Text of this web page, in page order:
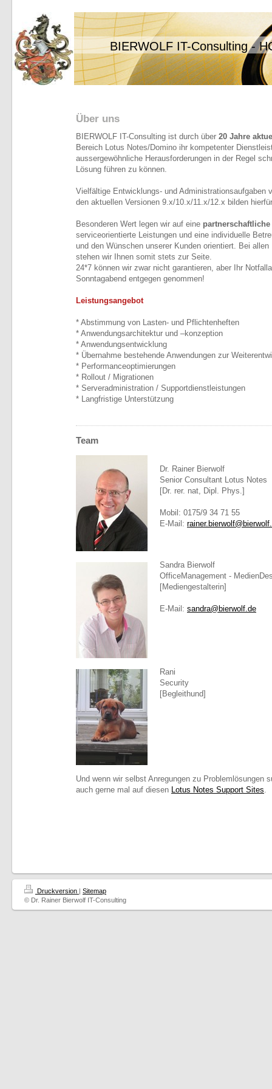
BIERWOLF IT-Consulting -
Über uns
BIERWOLF IT-Consulting ist durch über 20 Jahre
Bereich Lotus Notes/Domino ihr kompetenter
aussergewöhnliche Herausforderungen in der Regel
Lösung führen zu können.
Vielfältige Entwicklungs- und Administrationsaufgaben
den aktuellen Versionen 9.x/10.x/11.x/12.x bilden
Besonderen Wert legen wir auf eine
serviceorientierte Leistungen und eine individuelle
und den Wünschen unserer Kunden orientiert. Bei allen
stehen wir Ihnen somit stets zur Seite.
24*7 können wir zwar nicht garantieren, aber Ihr
Sonntagabend entgegen genommen!
Leistungsangebot
* Abstimmung von Lasten- und Pflichtenheften
* Anwendungsarchitektur und –konzeption
* Anwendungsentwicklung
* Übernahme bestehende Anwendungen zur
* Performanceoptimierungen
* Rollout / Migrationen
* Serveradministration / Supportdienstleistungen
* Langfristige Unterstützung
Team
Dr. Rainer Bierwolf
Senior Consultant Lotus Notes
[Dr. rer. nat, Dipl. Phys.]
Mobil: 0175/9 34 71 55
E-Mail:
Sandra Bierwolf
OfficeManagement -
[Mediengestalterin]
E-Mail: sandra@bierwolf.de
Rani
Security
[Begleithund]
Und wenn wir selbst Anregungen zu Problemlösungen
auch gerne mal auf diesen Lotus Notes Support Sites.
Druckversion | Sitemap
© Dr. Rainer Bierwolf IT-Consulting